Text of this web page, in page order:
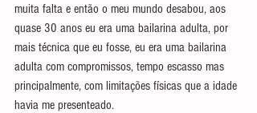
muita falta e então o meu mundo desabou, aos
quase 30 anos eu era uma bailarina adulta, por
mais técnica que eu fosse, eu era uma bailarina
adulta com compromissos, tempo escasso mas
principalmente, com limitações físicas que a idade
havia me presenteado.